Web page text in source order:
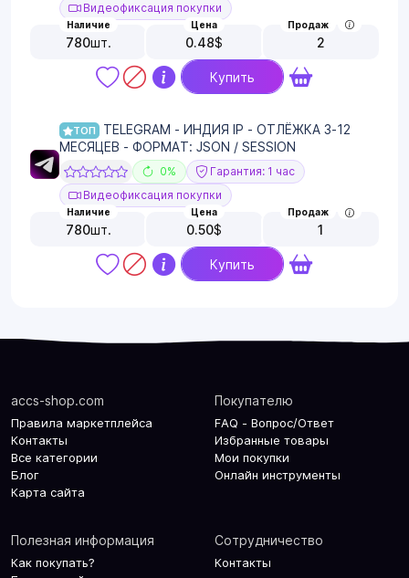
Видеофиксация покупки
Наличие
780шт.
Цена
0.48$
Продаж
2
Купить
ТОП
TELEGRAM - ИНДИЯ IP - ОТЛЁЖКА 3-12
МЕСЯЦЕВ - ФОРМАТ: JSON / SESSION
0%
Гарантия: 1 час
Видеофиксация покупки
Наличие
780шт.
Цена
0.50$
Продаж
1
Купить
accs-shop.com
Правила маркетплейса
Контакты
Все категории
Блог
Карта сайта
Покупателю
FAQ - Вопрос/Ответ
Избранные товары
Мои покупки
Онлайн инструменты
Полезная информация
Как покупать?
Сотрудничество
Контакты